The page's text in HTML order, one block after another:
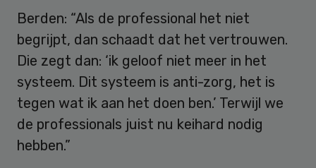
Berden: “Als de professional het niet
begrijpt, dan schaadt dat het vertrouwen.
Die zegt dan: ‘ik geloof niet meer in het
systeem. Dit systeem is anti-zorg, het is
tegen wat ik aan het doen ben.’ Terwijl we
de professionals juist nu keihard nodig
hebben.”